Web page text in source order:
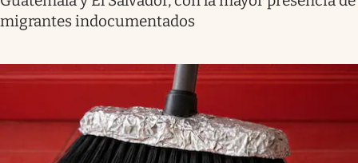
migrantes indocumentados